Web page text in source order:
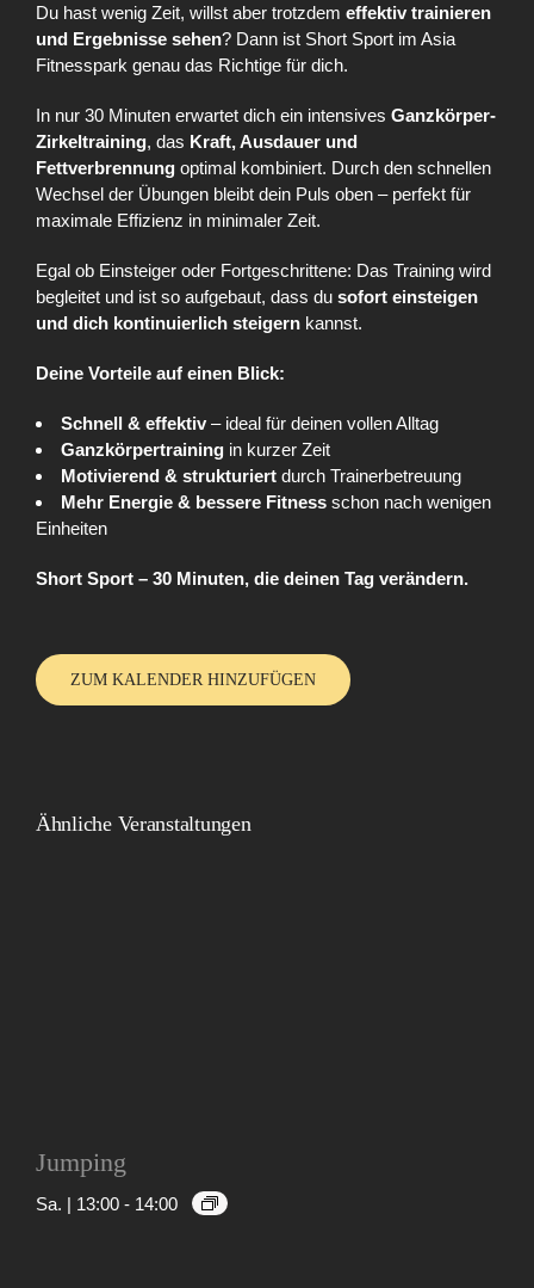
Du hast wenig Zeit, willst aber trotzdem effektiv trainieren
und Ergebnisse sehen? Dann ist Short Sport im Asia
Fitnesspark genau das Richtige für dich.
In nur 30 Minuten erwartet dich ein intensives Ganzkörper-
Zirkeltraining, das Kraft, Ausdauer und
Fettverbrennung optimal kombiniert. Durch den schnellen
Wechsel der Übungen bleibt dein Puls oben – perfekt für
maximale Effizienz in minimaler Zeit.
Egal ob Einsteiger oder Fortgeschrittene: Das Training wird
begleitet und ist so aufgebaut, dass du sofort einsteigen
und dich kontinuierlich steigern kannst.
Deine Vorteile auf einen Blick:
Schnell & effektiv – ideal für deinen vollen Alltag
Ganzkörpertraining in kurzer Zeit
Motivierend & strukturiert durch Trainerbetreuung
Mehr Energie & bessere Fitness schon nach wenigen
Einheiten
Short Sport – 30 Minuten, die deinen Tag verändern.
ZUM KALENDER HINZUFÜGEN
Ähnliche Veranstaltungen
Jumping
Sa. | 13:00 - 14:00